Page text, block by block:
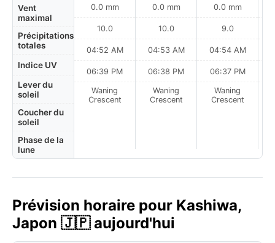
Vent
maximal
Précipitations
totales
Indice UV
Lever du
soleil
Coucher du
soleil
Phase de la
lune
0.0 mm
10.0
04:52 AM
06:39 PM
Waning
Crescent
0.0 mm
10.0
04:53 AM
06:38 PM
Waning
Crescent
0.0 mm
9.0
04:54 AM
06:37 PM
Waning
Crescent
Prévision horaire pour Kashiwa,
Japon 🇯🇵 aujourd'hui